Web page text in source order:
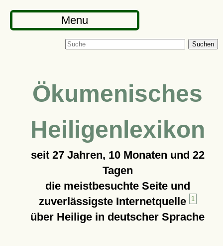
Menu
Suchen
Ökumenisches
Heiligenlexikon
seit 27 Jahren, 10 Monaten und 22
Tagen
die meistbesuchte Seite und
zuverlässigste Internetquelle
1
über Heilige in deutscher Sprache